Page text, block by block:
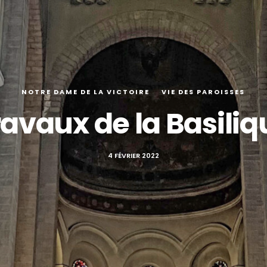
NOTRE DAME DE LA VICTOIRE VIE DES PAROISSES
de la
4 FÉVRIER 2022